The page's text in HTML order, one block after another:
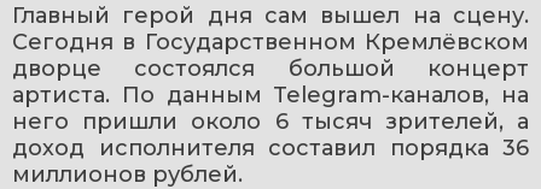
Главный герой дня сам вышел на сцену.
Сегодня в Государственном Кремлёвском
дворце состоялся большой концерт
артиста. По данным Telegram-каналов, на
него пришли около 6 тысяч зрителей, а
доход исполнителя составил порядка 36
миллионов рублей.